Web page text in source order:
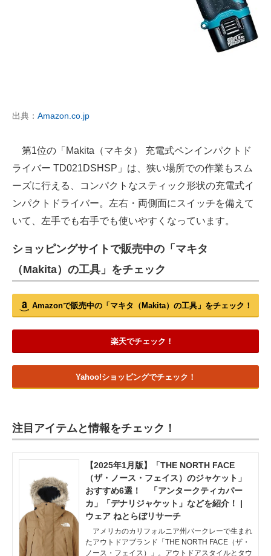
出典： Amazon.co.jp
第1位の「Makita（マキタ） 充電式ペンインパクトド
ライバー TD021DSHSP」は、狭い場所での作業もスム
ーズに行える、コンパクトなスティック形状の充電式イ
ンパクトドライバー。左右・両側面にスイッチを備えて
いて、左手でも右手でも使いやすくなっています。
ショッピングサイトで販売中の「マキタ
（Makita）の工具」をチェック
Amazonで販売中の「マキタ（Makita）の工具」をチェック！
楽天でチェック！
Yahoo!ショッピングでチェック！
注目アイテムと情報をチェック！
【2025年1月版】「THE NORTH FACE
（ザ・ノース・フェイス）のジャケット」
おすすめ6選！ 「アンタークティカパー
カ」「デナリジャケット」などを紹介！ |
ウェア ねとらぼリサーチ
アメリカのカリフォルニア州バークレーで生まれ
たアウトドアブランド「THE NORTH FACE（ザ・
ノース・フェイス）」。アウトドアスタイルとタウ